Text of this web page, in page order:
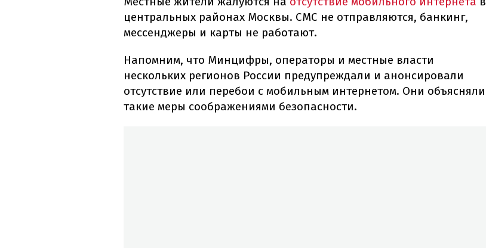
центральных районах Москвы. СМС не отправляются, банкинг,
мессенджеры и карты не работают.
Напомним, что Минцифры, операторы и местные власти
нескольких регионов России предупреждали и анонсировали
отсутствие или перебои с мобильным интернетом. Они объясняли
такие меры соображениями безопасности.